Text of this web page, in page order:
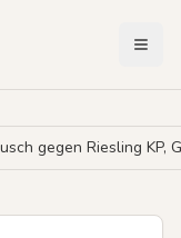
gegen Riesling KP,